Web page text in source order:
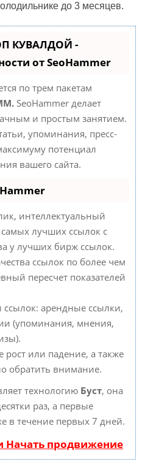
до 3 месяцев.
КУВАЛДОЙ -
от SeoHammer
по трем пакетам
SeoHammer делает
и простым занятием.
упоминания, пресс-
потенциал
вашего сайта.
интеллектуальный
лучших ссылок с
у лучших бирж ссылок.
ссылок по более чем
пересчет показателей
арендные ссылки,
(упоминания, мнения,
рост или падение, а также
обратить внимание.
технологию Буст, она
раз, а первые
в течение первых 7 дней.
Начать продвижение